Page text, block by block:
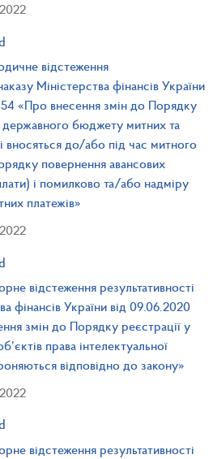
відстеження
Міністерства фінансів України
«Про внесення змін до Порядку
державного бюджету митних та
вносяться до/або під час митного
повернення авансових
і помилково та/або надміру
платежів»
відстеження результативності
фінансів України від 09.06.2020
змін до Порядку реєстрації у
права інтелектуальної
відповідно до закону»
відстеження результативності